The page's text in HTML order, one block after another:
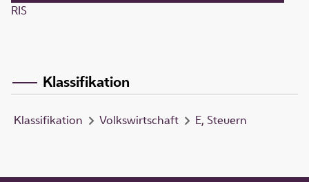
RIS
Klassifikation
Klassifikation Volkswirtschaft E, Steuern